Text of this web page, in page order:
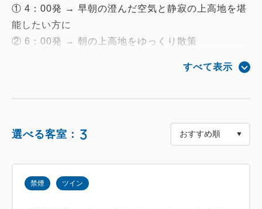
① 4：00発 → 早朝の澄んだ空気と静寂の上高地を堪
能したい方に
② 6：00発 → 朝の上高地をゆっくり散策
帝国ホテル前／大正池／上高地バスターミナル など
ご希望の場所までお送りします♪
通常にタクシーをご利用されるよりお得な料金でご案
すべて表示
選べる客室： 3
禁煙 ツイン